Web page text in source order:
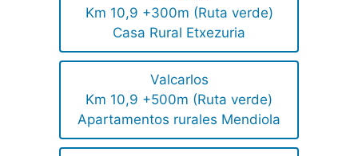
Km 10,9 +300m (Ruta verde)
Casa Rural Etxezuria
Valcarlos
Km 10,9 +500m (Ruta verde)
Apartamentos rurales Mendiola